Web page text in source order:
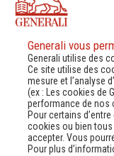
Generali vous
Generali utilise des
Ce site utilise des
mesure et l’analyse
(ex : Les cookies de
performance de nos
Pour certains
cookies ou bien
accepter. Vous
Pour plus